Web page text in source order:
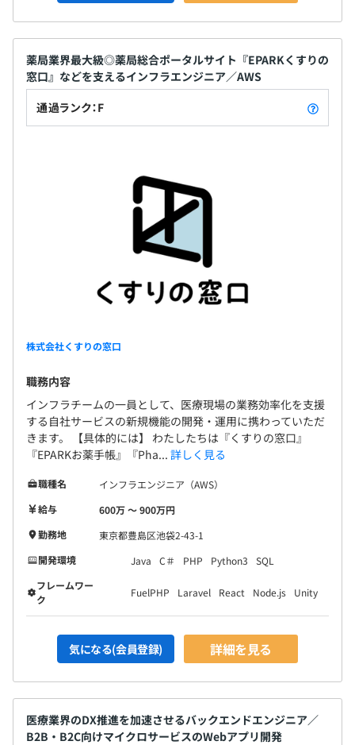
薬局業界最大級◎薬局総合ポータルサイト『EPARKくすりの
窓口』などを支えるインフラエンジニア／AWS
通過ランク：F
株式会社くすりの窓口
職務内容
インフラチームの一員として、医療現場の業務効率化を支援
する自社サービスの新規機能の開発・運用に携わっていただ
きます。 【具体的には】 わたしたちは『くすりの窓口』
『EPARKお薬手帳』『Pha... 詳しく見る
職種名
インフラエンジニア（AWS）
給与
600万 〜 900万円
勤務地
東京都豊島区池袋2-43-1
開発環境
Java C＃ PHP Python3
SQL
フレームワー
ク
FuelPHP Laravel React Node.js Unity
気になる(会員登録) 詳細を見る
医療業界のDX推進を加速させるバックエンドエンジニア／
B2B・B2C向けマイクロサービスのWebアプリ開発